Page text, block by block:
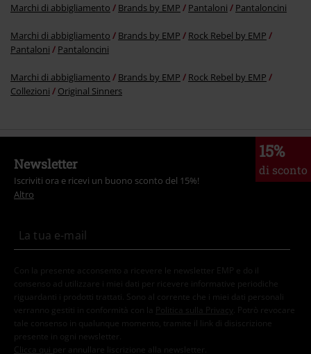
Marchi di abbigliamento Brands by EMP Pantaloni Pantaloncini
Marchi di abbigliamento Brands by EMP
Rock Rebel by EMP
Pantaloni
Pantaloncini
Marchi di abbigliamento Brands by EMP
Rock Rebel by EMP
Collezioni
Original Sinners
15%
di sconto
Newsletter
Iscriviti ora e ricevi un buono sconto del 15%!
Altro
Con la presente acconsento a ricevere le newsletter EMP e do il
consenso ad utilizzare i miei dati per ricevere informative periodiche
riguardanti i prodotti trattati. Sono al corrente che i miei dati personali
verranno gestiti in conformità con la
Politica sulla Privacy
. Potrò revocare
tale consenso in qualunque momento, tramite il link di disiscrizione
presente in ogni newsletter.
Clicca qui per annullare liscrizione alla newsletter.